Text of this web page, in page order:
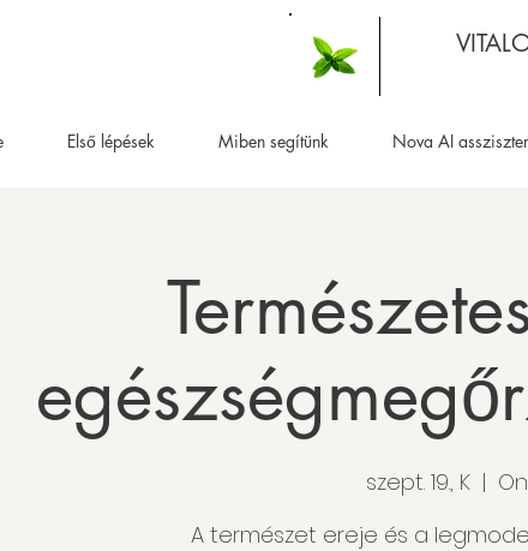
Első lépések Miben segítünk Nova AI
szept. 19., K
  |
A természet ereje és a